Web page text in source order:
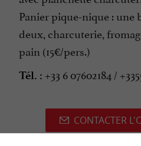
Panier pique-nique :
deux, charcuterie,
pain (15€/pers.)
Tél. : +33 6 07602184 /
CONTACTER